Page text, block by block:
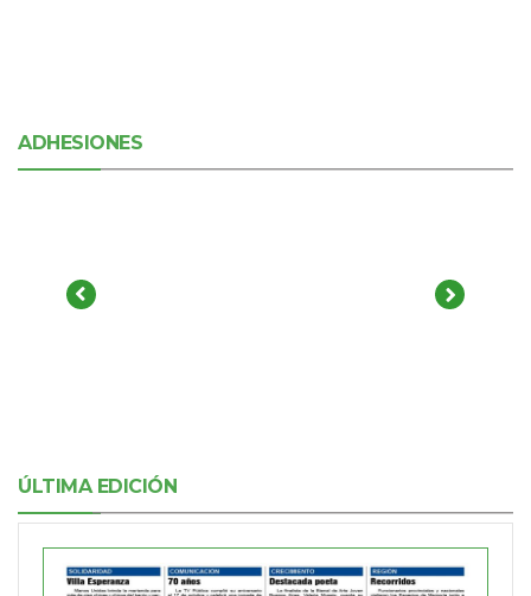
ADHESIONES
ÚLTIMA EDICIÓN